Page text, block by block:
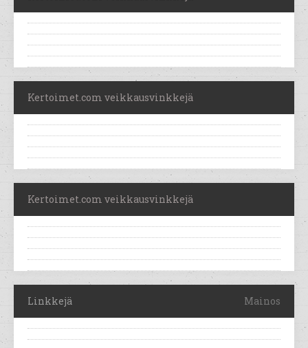
Kertoimet.com veikkausvinkkejä
Kertoimet.com veikkausvinkkejä
Linkkejä Mainos